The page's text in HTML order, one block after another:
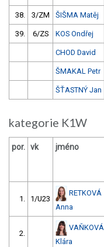
38. 3/ZM ŠIŠMA Matěj
39. 6/ZS KOS Ondřej
CHOD David
ŠMAKAL Petr
ŠŤASTNÝ Jan
kategorie K1W
por. vk jméno
1. 1/U23
RETKOVÁ
Anna
2.
VAŇKOVÁ
Klára